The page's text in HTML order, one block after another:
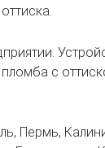
с
Пермь,